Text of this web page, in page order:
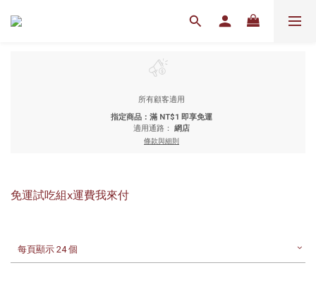
所有顧客適用
指定商品：滿 NT$1 即享免運
適用通路： 網店
條款與細則
免運試吃組x運費我來付
每頁顯示 24 個